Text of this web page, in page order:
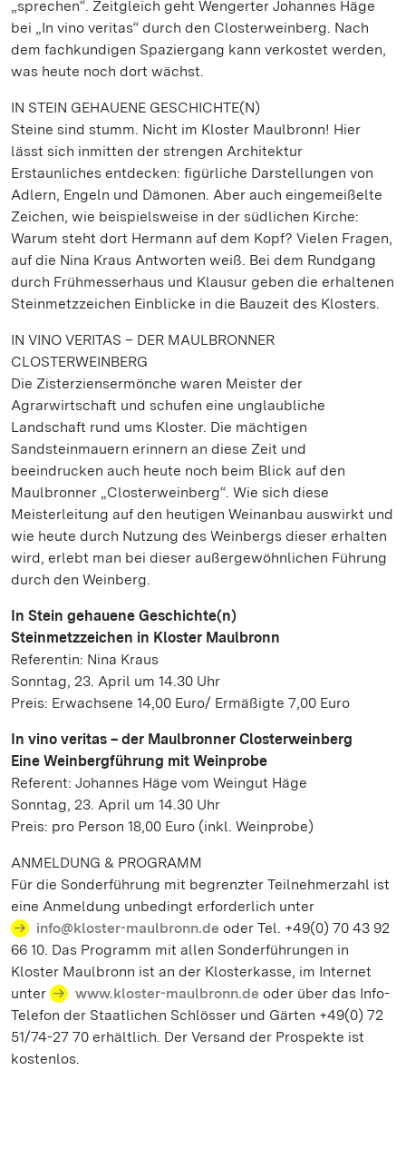
„sprechen“. Zeitgleich geht Wengerter Johannes Häge
bei „In vino veritas“ durch den Closterweinberg. Nach
dem fachkundigen Spaziergang kann verkostet werden,
was heute noch dort wächst.
IN STEIN GEHAUENE GESCHICHTE(N)
Steine sind stumm. Nicht im Kloster Maulbronn! Hier
lässt sich inmitten der strengen Architektur
Erstaunliches entdecken: figürliche Darstellungen von
Adlern, Engeln und Dämonen. Aber auch eingemeißelte
Zeichen, wie beispielsweise in der südlichen Kirche:
Warum steht dort Hermann auf dem Kopf? Vielen Fragen,
auf die Nina Kraus Antworten weiß. Bei dem Rundgang
durch Frühmesserhaus und Klausur geben die erhaltenen
Steinmetzzeichen Einblicke in die Bauzeit des Klosters.
IN VINO VERITAS – DER MAULBRONNER
CLOSTERWEINBERG
Die Zisterziensermönche waren Meister der
Agrarwirtschaft und schufen eine unglaubliche
Landschaft rund ums Kloster. Die mächtigen
Sandsteinmauern erinnern an diese Zeit und
beeindrucken auch heute noch beim Blick auf den
Maulbronner „Closterweinberg“. Wie sich diese
Meisterleitung auf den heutigen Weinanbau auswirkt und
wie heute durch Nutzung des Weinbergs dieser erhalten
wird, erlebt man bei dieser außergewöhnlichen Führung
durch den Weinberg.
In Stein gehauene Geschichte(n)
Steinmetzzeichen in Kloster Maulbronn
Referentin: Nina Kraus
Sonntag, 23. April um 14.30 Uhr
Preis: Erwachsene 14,00 Euro/ Ermäßigte 7,00 Euro
In vino veritas – der Maulbronner Closterweinberg
Eine Weinbergführung mit Weinprobe
Referent: Johannes Häge vom Weingut Häge
Sonntag, 23. April um 14.30 Uhr
Preis: pro Person 18,00 Euro (inkl. Weinprobe)
ANMELDUNG & PROGRAMM
Für die Sonderführung mit begrenzter Teilnehmerzahl ist
eine Anmeldung unbedingt erforderlich unter
info@kloster-maulbronn.de oder Tel. +49(0) 70 43 92
66 10. Das Programm mit allen Sonderführungen in
Kloster Maulbronn ist an der Klosterkasse, im Internet
unter
www.kloster-maulbronn.de oder über das Info-
Telefon der Staatlichen Schlösser und Gärten +49(0) 72
51/74-27 70 erhältlich. Der Versand der Prospekte ist
kostenlos.